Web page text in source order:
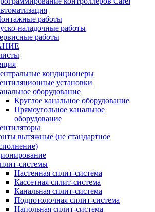
работы
наладочные работы
работы
кондиционеры
установки
оборудование
Круглое канальное оборудование
Прямоугольное канальное
оборудование
вытяжные (не стандартное
системы
Настенная сплит-система
Кассетная сплит-система
Канальная сплит-система
Подпотолочная сплит-система
Напольная сплит-система